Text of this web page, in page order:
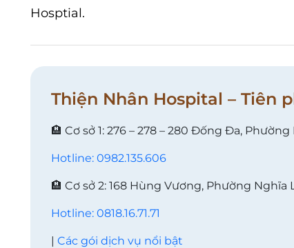
Hosptial.
Thiện Nhân Hospital – Tiên
🏨 Cơ sở 1: 276 – 278 – 280 Đống Đa,
Hotline: 0982.135.606
🏨 Cơ sở 2: 168 Hùng Vương, Phường Nghĩa
Hotline: 0818.16.71.71
| Các gói dịch vụ nổi bật